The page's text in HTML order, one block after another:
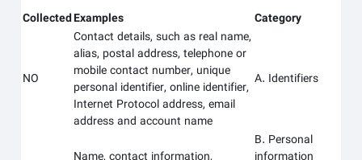
Category
Examples
Collected
A. Identifiers
Contact details, such as real name,
alias, postal address, telephone or
mobile contact number, unique
personal identifier, online identifier,
Internet Protocol address, email
address and account name
NO
B. Personal